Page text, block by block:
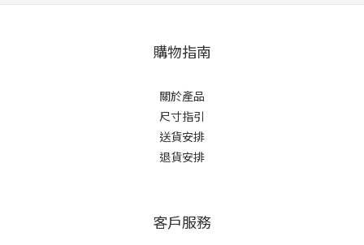
購物指南
關於產品
尺寸指引
送貨安排
退貨安排
客戶服務